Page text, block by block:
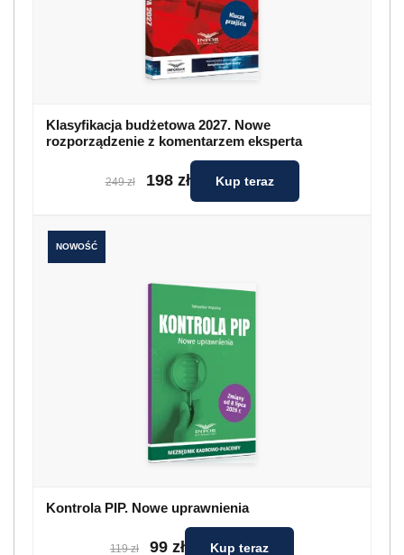
Klasyfikacja budżetowa 2027. Nowe
rozporządzenie z komentarzem eksperta
249 zł 198 zł Kup teraz
NOWOŚĆ
Kontrola PIP. Nowe uprawnienia
119 zł 99 zł Kup teraz